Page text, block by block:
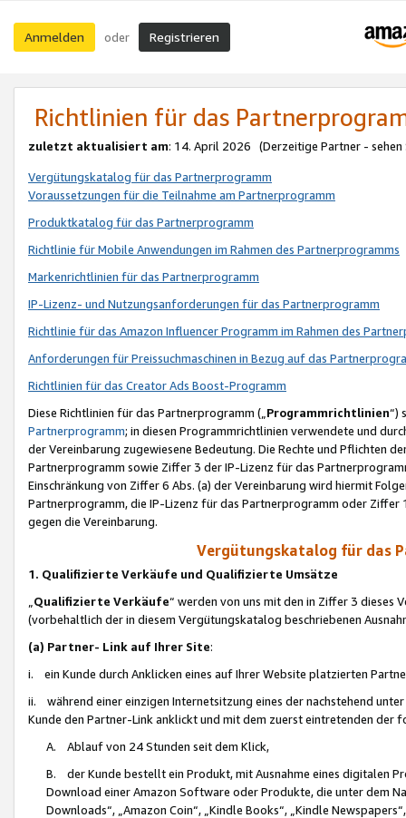
Anmelden oder Registrieren
Richtlinien für das
zuletzt aktualisiert am: 14. April 2026 (Derzeitige Partner - sehen
Vergütungskatalog für das Partnerprogramm
Voraussetzungen für die Teilnahme am Partnerprogramm
Produktkatalog für das Partnerprogramm
Richtlinie für Mobile Anwendungen im Rahmen des Partnerprogramms
Markenrichtlinien für das Partnerprogramm
IP-Lizenz- und Nutzungsanforderungen für das Partnerprogramm
Richtlinie für das Amazon Influencer Programm im Rahmen des
Anforderungen für Preissuchmaschinen in Bezug auf das
Richtlinien für das Creator Ads Boost-Programm
Diese Richtlinien für das Partnerprogramm („Programmrichtlinien“)
Partnerprogramm; in diesen Programmrichtlinien verwendete und
der Vereinbarung zugewiesene Bedeutung. Die Rechte und Pflichten
Partnerprogramm sowie Ziffer 3 der IP-Lizenz für das
Einschränkung von Ziffer 6 Abs. (a) der Vereinbarung wird hiermit
Partnerprogramm, die IP-Lizenz für das Partnerprogramm oder
gegen die Vereinbarung.
Vergütungskatalog für das
1. Qualifizierte Verkäufe und Qualifizierte Umsätze
Qualifizierte Verkäufe“ werden von uns mit den in Ziffer 3
(vorbehaltlich der in diesem Vergütungskatalog beschriebenen
(a) Partner- Link auf Ihrer Site:
i. ein Kunde durch Anklicken eines auf Ihrer Website platzierten
ii. während einer einzigen Internetsitzung eines der nachstehend
Kunde den Partner-Link anklickt und mit dem zuerst eintretenden der
A. Ablauf von 24 Stunden seit dem Klick,
B. der Kunde bestellt ein Produkt, mit Ausnahme eines digitalen
Download einer Amazon Software oder Produkte, die unter dem
Downloads“, „Amazon Coin“, „Kindle Books“, „Kindle